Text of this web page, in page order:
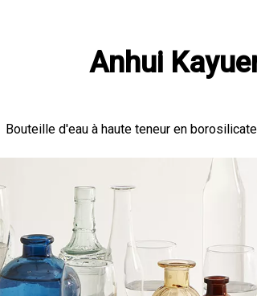
Anhui
Bouteille d'eau à haute teneur en borosilicate